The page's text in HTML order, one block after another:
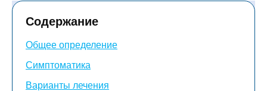
Содержание
Общее определение
Симптоматика
Варианты лечения